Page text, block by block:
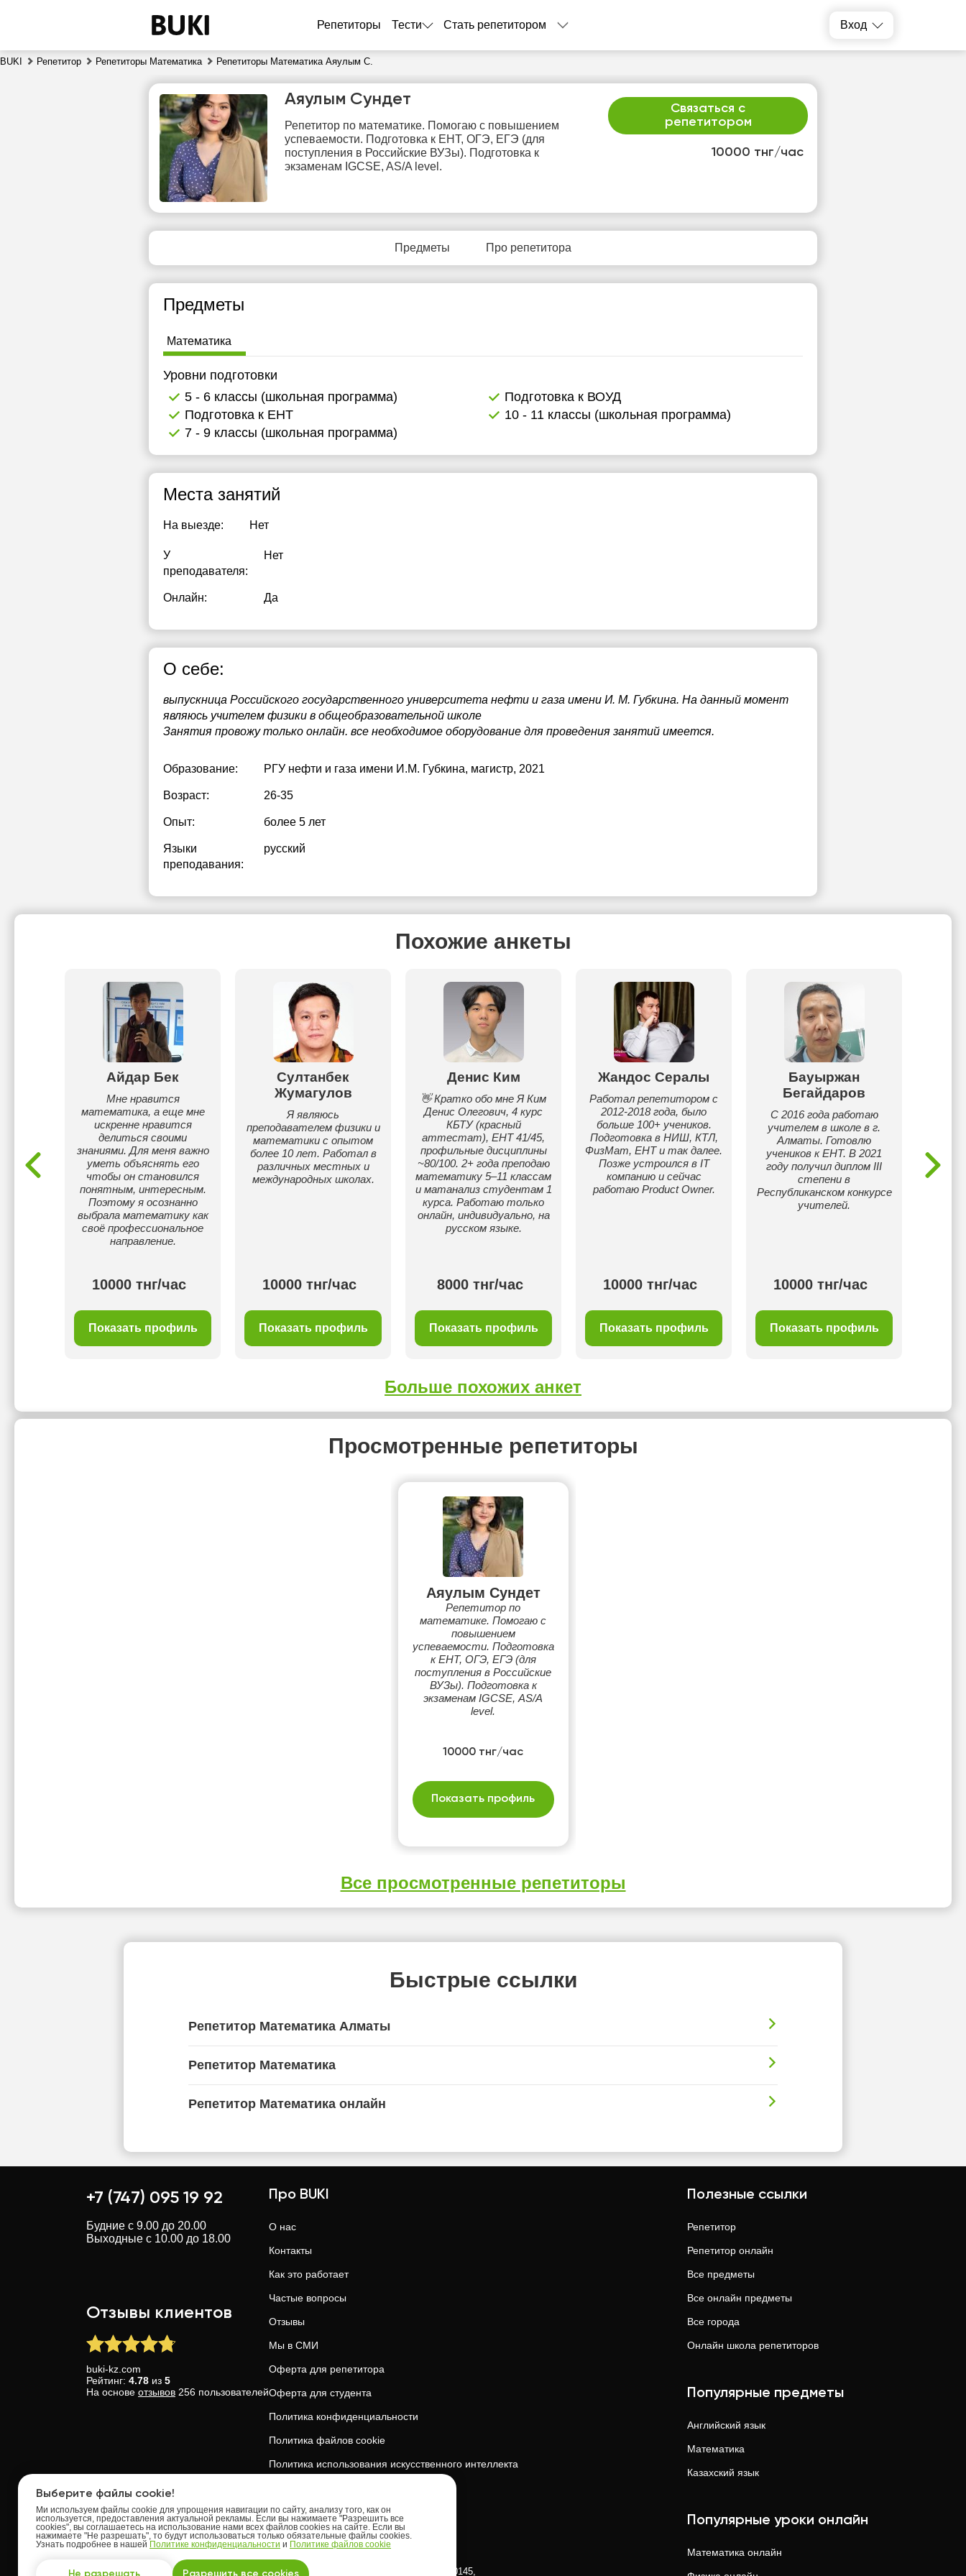
Репетиторы Тести Стать репетитором Вход
BUKI Репетитор Репетиторы Математика Репетиторы Математика Аяулым С.
10000 тнг/час
Связаться с
репетитором
Аяулым Сундет
Репетитор по математике. Помогаю с повышением
успеваемости. Подготовка к ЕНТ, ОГЭ, ЕГЭ (для
поступления в Российские ВУЗы). Подготовка к
экзаменам IGCSE, AS/A level.
Предметы Про репетитора
Предметы
Математика
Уровни подготовки
5 - 6 классы (школьная программа)
Подготовка к ВОУД
Подготовка к ЕНТ
10 - 11 классы (школьная программа)
7 - 9 классы (школьная программа)
Места занятий
На выезде: Нет
У
преподавателя:
Нет
Онлайн: Да
О себе:
выпускница Российского государственного университета нефти и газа имени И. М. Губкина. На данный момент
являюсь учителем физики в общеобразовательной школе
Занятия провожу только онлайн. все необходимое оборудование для проведения занятий имеется.
Образование: РГУ нефти и газа имени И.М. Губкина, магистр, 2021
Возраст: 26-35
Опыт: более 5 лет
Языки
преподавания:
русский
Похожие анкеты
Айдар Бек
Мне нравится
математика, а еще мне
искренне нравится
делиться своими
знаниями. Для меня важно
уметь объяснять его
чтобы он становился
понятным, интересным.
Поэтому я осознанно
выбрала математику как
своё профессиональное
направление.
10000 тнг/час
Показать профиль
Султанбек
Жумагулов
Я являюсь
преподавателем физики и
математики с опытом
более 10 лет. Работал в
различных местных и
международных школах.
10000 тнг/час
Показать профиль
Денис Ким
👋 Кратко обо мне Я Ким
Денис Олегович, 4 курс
КБТУ (красный
аттестат), ЕНТ 41/45,
профильные дисциплины
~80/100. 2+ года преподаю
математику 5–11 классам
и матанализ студентам 1
курса. Работаю только
онлайн, индивидуально, на
русском языке.
8000 тнг/час
Показать профиль
Жандос Сералы
Работал репетитором с
2012-2018 года, было
больше 100+ учеников.
Подготовка в НИШ, КТЛ,
ФизМат, ЕНТ и так далее.
Позже устроился в IT
компанию и сейчас
работаю Product Owner.
10000 тнг/час
Показать профиль
Бауыржан
Бегайдаров
С 2016 года работаю
учителем в школе в г.
Алматы. Готовлю
учеников к ЕНТ. В 2021
году получил диплом III
степени в
Республиканском конкурсе
учителей.
10000 тнг/час
Показать профиль
Больше похожих анкет
Просмотренные репетиторы
Аяулым Сундет
Репетитор по
математике. Помогаю с
повышением
успеваемости. Подготовка
к ЕНТ, ОГЭ, ЕГЭ (для
поступления в Российские
ВУЗы). Подготовка к
экзаменам IGCSE, AS/A
level.
10000 тнг/час
Показать профиль
Все просмотренные репетиторы
Быстрые ссылки
Репетитор Математика Алматы
Репетитор Математика
Репетитор Математика онлайн
пт
7
8
9
10
11
12
13
свободных
свободных
Нет
свободных
Нет
свободных
Нет
свободных
свободных
свободных
+7 (747) 095 19 92
Будние с 9.00 до 20.00
Выходные с 10.00 до 18.00
Отзывы клиентов
buki-kz.com
Рейтинг: 4.78 из 5
На основе отзывов 256 пользователей
Про BUKI
О нас
Контакты
Как это работает
Частые вопросы
Отзывы
Мы в СМИ
Оферта для репетитора
Оферта для студента
Политика конфиденциальности
Политика файлов cookie
Политика использования искусственного интеллекта
Upskills OU
Tallinn, Kesklinna linnaosa, Tornimäe tn 5, 10145,
Полезные ссылки
Репетитор
Репетитор онлайн
Все предметы
Все онлайн предметы
Все города
Онлайн школа репетиторов
Популярные предметы
Английский язык
Математика
Казахский язык
Популярные уроки онлайн
Математика онлайн
Выберите файлы cookie!
Ми используем файлы cookie для упрощения навигации по сайту, анализу того, как он
используется, предоставления актуальной рекламы. Если вы нажимаете "Разрешить все
cookies", вы соглашаетесь на использование нами всех файлов cookies на сайте. Если вы
нажимаете "Не разрешать", то будут использоваться только обязательные файлы cookies.
Узнать подробнее в нашей Политике конфиденциальности и Политике файлов cookie
Разрешить все cookies
Не разрешать